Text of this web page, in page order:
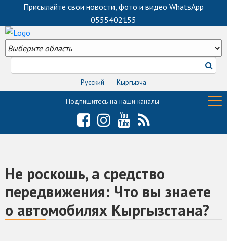
Присылайте свои новости, фото и видео WhatsApp
0555402155
Русский Кыргызча
Подпишитесь на наши каналы
Не роскошь, а средство
передвижения: Что вы знаете
о автомобилях Кыргызстана?